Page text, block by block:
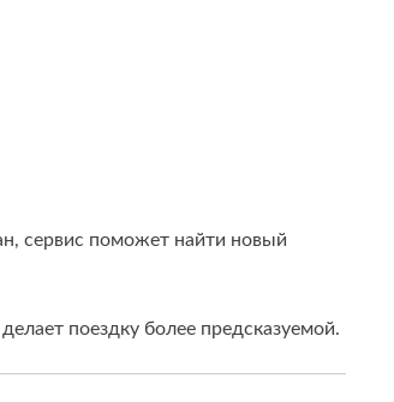
сервис поможет найти новый
поездку более предсказуемой.